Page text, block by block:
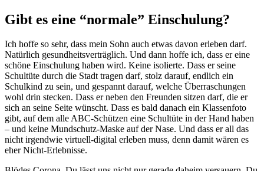
Gibt es eine “normale” Einschulung?
Ich hoffe so sehr, dass mein Sohn auch etwas davon erleben darf.
Natürlich gesundheitsverträglich. Und dann hoffe ich, dass er eine
schöne Einschulung haben wird. Keine isolierte. Dass er seine
Schultüte durch die Stadt tragen darf, stolz darauf, endlich ein
Schulkind zu sein, und gespannt darauf, welche Überraschungen
wohl drin stecken. Dass er neben den Freunden sitzen darf, die er
sich an seine Seite wünscht. Dass es bald danach ein Klassenfoto
gibt, auf dem alle ABC-Schützen eine Schultüte in der Hand haben
– und keine Mundschutz-Maske auf der Nase. Und dass er all das
nicht irgendwie virtuell-digital erleben muss, denn damit wären es
eher Nicht-Erlebnisse.